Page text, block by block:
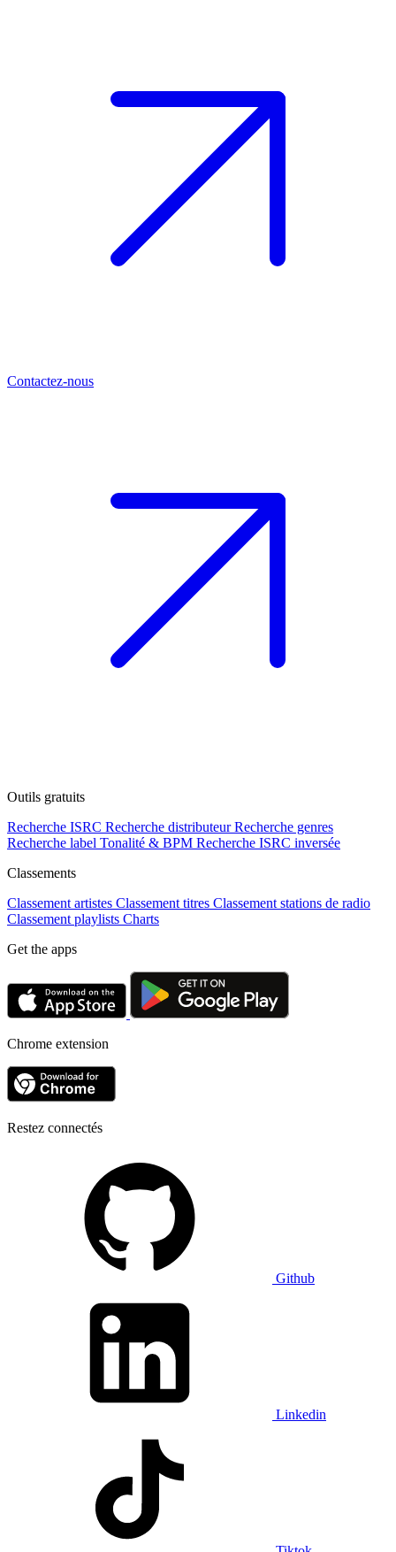
Contactez-nous
Outils gratuits
Recherche ISRC Recherche distributeur Recherche genres
Recherche label Tonalité & BPM Recherche ISRC inversée
Classements
Classement artistes Classement titres Classement stations de radio
Classement playlists Charts
Get the apps
Chrome extension
Restez connectés
Github
Linkedin